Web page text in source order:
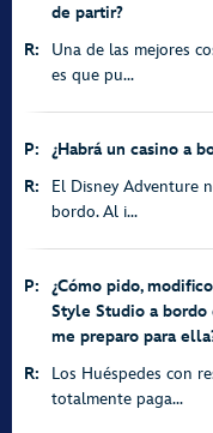
de partir?
R:
Una de las mejores
es que pu...
P:
¿Habrá un casino a
R:
El Disney Adventure
bordo. Al i...
P:
¿Cómo pido,
Style Studio a
me preparo para
R:
Los Huéspedes con
totalmente paga...